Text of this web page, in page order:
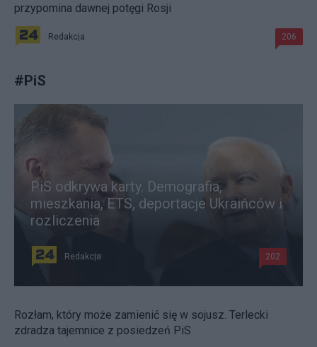
przypomina dawnej potęgi Rosji
Redakcja 206
#PiS
PiS odkrywa karty. Demografia,
mieszkania, ETS, deportacje Ukraińców i
rozliczenia
Redakcja 202
Rozłam, który może zamienić się w sojusz. Terlecki
zdradza tajemnice z posiedzeń PiS